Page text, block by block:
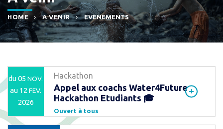
HOME A VENIR EVENEMENTS
du 05NOV.
au 12FEV.
2026
Hackathon
Appel aux coachs Water4Future
Hackathon Etudiants 🎓
Ouvert à tous